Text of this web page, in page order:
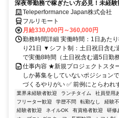
深夜帯勤務で稼ぎたい方必見！未経
Teleperformance Japan株式会社
フルリモート
月給330,000円～360,000円
勤務時間詳細 実働時間：1日あた
り21日 ▼シフト制：土日祝日含む
で実働8時間（土日祝含む週5日勤
仕事内容 ★新規プロジェクトスタ
しか募集をしていないポジション
づくるやりがい ✅ 前例にとらわれ
業界未経験者歓迎 ランチタイム 社員登用
フリーター歓迎
学歴不問 転勤なし 経験
経験者歓迎
ネイルOK 有資格者歓迎 研修